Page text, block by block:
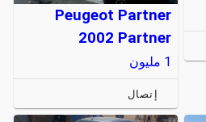
Peugeot Partner
2002 Partner
1 مليون
إتصال